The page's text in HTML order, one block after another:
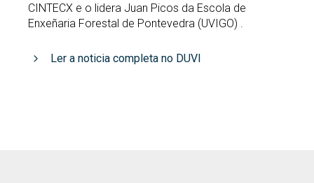
CINTECX e o lidera Juan Picos da Escola de
Enxeñaria Forestal de Pontevedra (UVIGO) .
Ler a noticia completa no DUVI